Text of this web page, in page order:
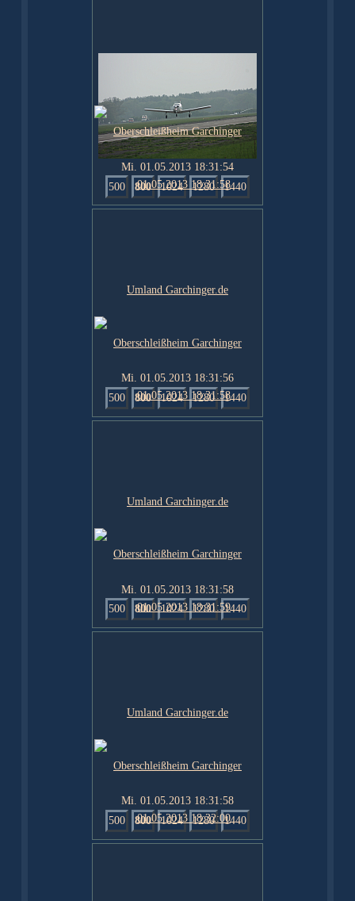
Mi. 01.05.2013 18:31:54
500
800 1024 1280 1440
Mi. 01.05.2013 18:31:56
500
800 1024 1280 1440
Mi. 01.05.2013 18:31:58
500
800 1024 1280 1440
Mi. 01.05.2013 18:31:58
500
800 1024 1280 1440